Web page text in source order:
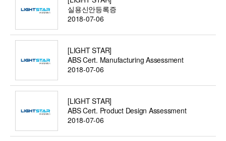
실용신안등록증
2018-07-06
[LIGHT STAR]
ABS Cert. Manufacturing Assessment
2018-07-06
[LIGHT STAR]
ABS Cert. Product Design Assessment
2018-07-06